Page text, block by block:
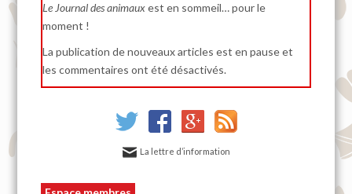
Le Journal des animauxest en sommeil… pour le
moment !
La publication de nouveaux articles est en pause et
les commentaires ont été désactivés.
La lettre d’information